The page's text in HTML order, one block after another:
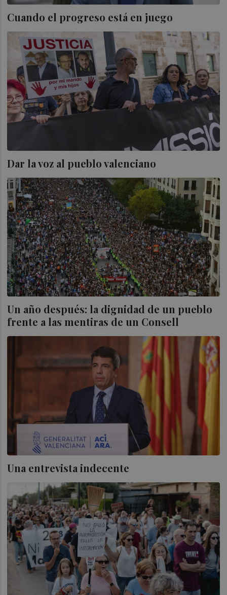
Cuando el progreso está en juego
Dar la voz al pueblo valenciano
Un año después: la dignidad de un pueblo
frente a las mentiras de un Consell
Una entrevista indecente